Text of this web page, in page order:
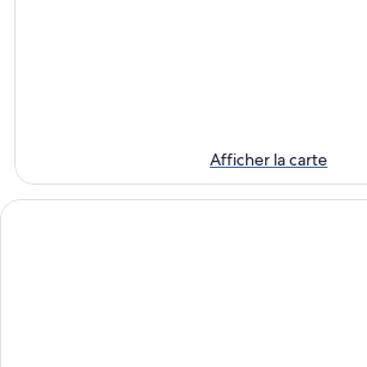
août
-
11
de
semaine
Afficher la carte
Waitomo Village Chalets Home of Kiwipaka